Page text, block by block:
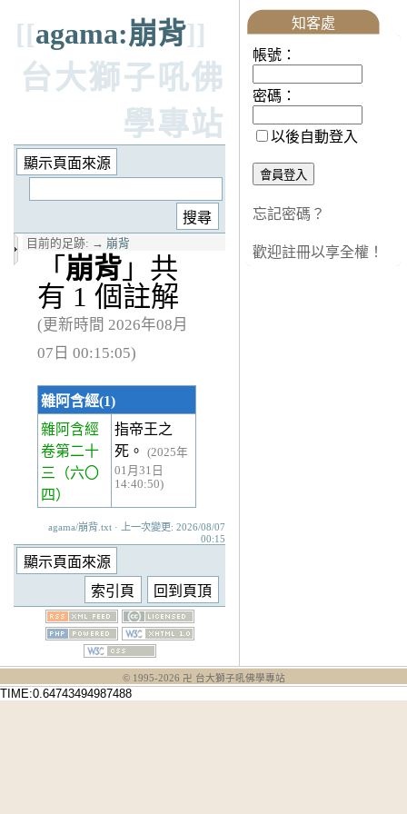
[[agama:崩背]]
台大獅子吼佛
學專站
目前的足跡: → 崩背
「 崩背 」共
有 1 個註解
(更新時間 2026年08月
07日 00:15:05)
雜阿含經(1)
雜阿含經
卷第二十
三
（六〇
四）
指帝王之
死。
(2025年
01月31日
14:40:50)
agama/崩背.txt · 上一次變更: 2026/08/07
00:15
知客處
帳號：
密碼：
以後自動登入
忘記密碼？
歡迎註冊以享全權！
© 1995-2026 卍 台大獅子吼佛學專站
TIME:0.64743494987488